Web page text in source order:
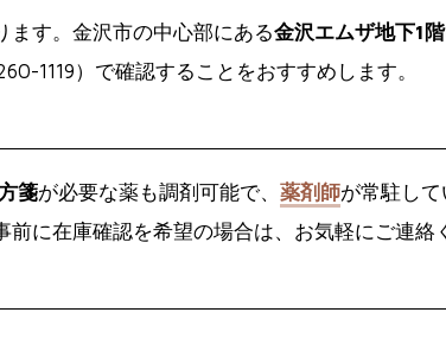
す。金沢市の中心部にある金沢エムザ地下1階
1119）で確認することをおすすめします。
箋が必要な薬も調剤可能で、 薬剤師が常駐し
に在庫確認を希望の場合は、お気軽にご連絡